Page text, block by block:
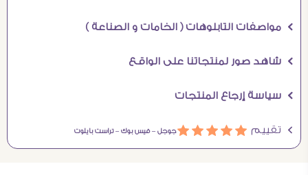
Ö مواصفات التابلوهات ( الخامات و الصناعة )
Ö شاهد صور لمنتجاتنا على الواقع
Ö سياسة إرجاع المنتجات
Ö تقييم áááááجوجل –فيس بوك –تراست بايلوت